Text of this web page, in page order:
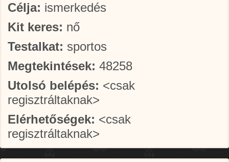
Célja: ismerkedés
Kit keres: nő
Testalkat: sportos
Megtekintések: 48258
Utolsó belépés: <csak
regisztráltaknak>
Elérhetőségek: <csak
regisztráltaknak>